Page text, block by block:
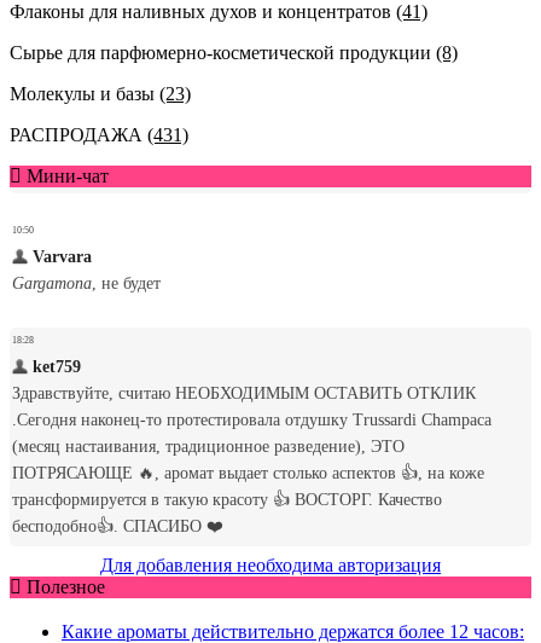
Флаконы для наливных духов и концентратов (41)
Сырье для парфюмерно-косметической продукции (8)
Молекулы и базы (23)
РАСПРОДАЖА (431)
Мини-чат
Для добавления необходима авторизация
Полезное
Какие ароматы действительно держатся более 12 часов: